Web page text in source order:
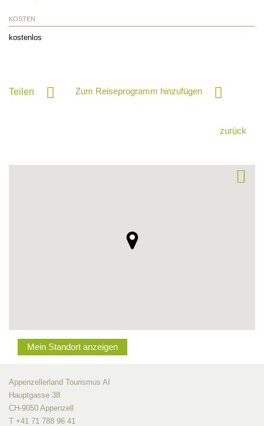
KOSTEN
kostenlos
Teilen Zum Reiseprogramm hinzufügen
zurück
Mein Standort anzeigen
Appenzellerland Tourismus AI
Hauptgasse 38
CH-9050 Appenzell
T +41 71 788 96 41